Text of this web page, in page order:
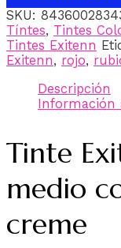
SKU:
Tíntes, Tintes
Tintes Exitenn
Exitenn, rojo,
Descripción
Información
Tinte
medio
creme